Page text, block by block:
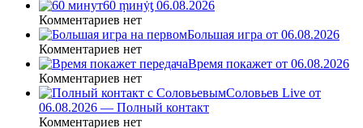
60 ṃинẏƫ 06.08.2026
Комментариев нет
Большая игра от 06.08.2026
Комментариев нет
Время покажет от 06.08.2026
Комментариев нет
Соловьев Live от
06.08.2026 — Полный контакт
Комментариев нет